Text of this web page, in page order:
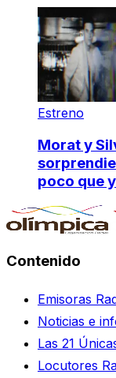
Estreno
Morat y
poco que
Contenido
Emisoras
Noticias e
Las 21
Locutores